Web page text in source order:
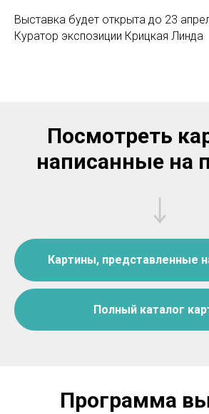
Выставка будет открыта до 23
Куратор экспозиции Крицкая Линда
Посмотреть
написанные на
Картины, представленные
Полный каталог
Программа